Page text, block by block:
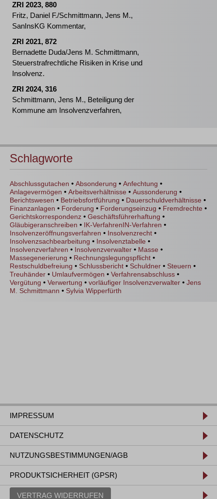
ZRI 2023, 880
Fritz, Daniel F./Schmittmann, Jens M.,
SanInsKG Kommentar,
ZRI 2021, 872
Bernadette Duda/Jens M. Schmittmann,
Steuerstrafrechtliche Risiken in Krise und
Insolvenz.
ZRI 2024, 316
Schmittmann, Jens M., Beteiligung der
Kommune am Insolvenzverfahren,
Schlagworte
Abschlussgutachen • Absonderung • Anfechtung •
Anlagevermögen • Arbeitsverhältnisse • Aussonderung •
Berichtswesen • Betriebsfortführung • Dauerschuldverhältnisse •
Finanzanlagen • Forderung • Forderungseinzug • Fremdrechte •
Gerichtskorrespondenz • Geschäftsführerhaftung •
Gläubigeranschreiben • IK-VerfahrenIN-Verfahren •
Insolvenzeröffnungsverfahren • Insolvenzrecht •
Insolvenzsachbearbeitung • Insolvenztabelle •
Insolvenzverfahren • Insolvenzverwalter • Masse •
Massegenerierung • Rechnungslegungspflicht •
Restschuldbefreiung • Schlussbericht • Schuldner • Steuern •
Treuhänder • Umlaufvermögen • Verfahrensabschluss •
Vergütung • Verwertung • vorläufiger Insolvenzverwalter • Jens
M. Schmittmann • Sylvia Wipperfürth
IMPRESSUM
DATENSCHUTZ
NUTZUNGSBESTIMMUNGEN/AGB
PRODUKTSICHERHEIT (GPSR)
VERTRAG WIDERRUFEN